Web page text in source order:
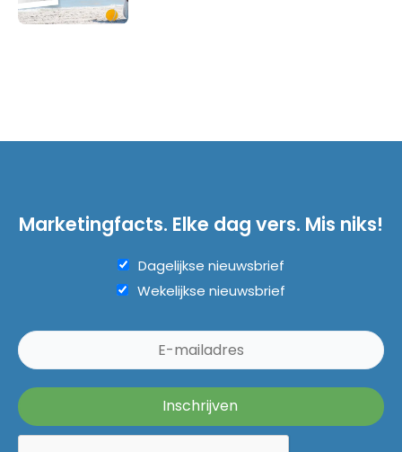
Marketingfacts. Elke dag vers. Mis niks!
Dagelijkse nieuwsbrief
Wekelijkse nieuwsbrief